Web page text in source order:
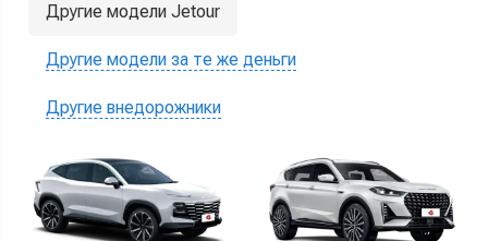
Другие модели Jetour
Другие модели за те же деньги
Другие внедорожники